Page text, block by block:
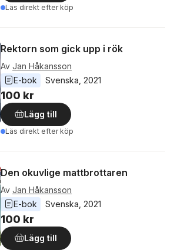
Läs direkt efter köp
Rektorn som gick upp i rök
Av Jan Håkansson
E-bok
Svenska 2021
100 kr
Lägg till
Läs direkt efter köp
Den okuvlige mattbrottaren
Av Jan Håkansson
E-bok
Svenska 2021
100 kr
Lägg till